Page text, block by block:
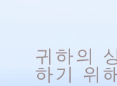
귀하의
하기 위